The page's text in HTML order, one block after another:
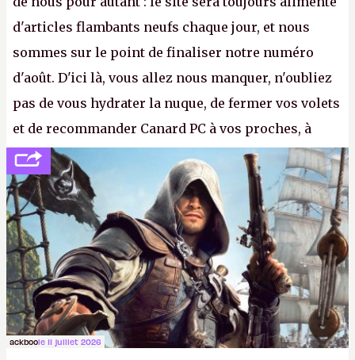
d'articles flambants neufs chaque jour, et nous
sommes sur le point de finaliser notre numéro
d'août. D'ici là, vous allez nous manquer, n'oubliez
pas de vous hydrater la nuque, de fermer vos volets
et de recommander Canard PC à vos proches, à
votre famille et aux inconnus que vous croisez
dans la rue. Bon été à tous ! –ER.
ackboole 11 juillet 2026